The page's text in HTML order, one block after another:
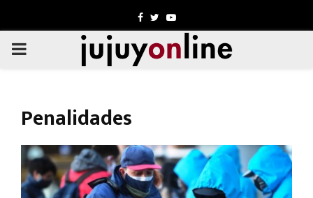
Facebook
TwitterYoutube
PRIMARY
Penalidades